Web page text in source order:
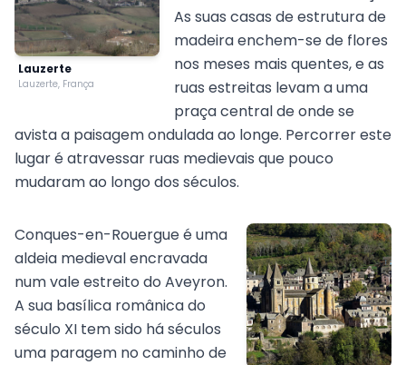
Lauzerte
Lauzerte, França
As suas casas de estrutura de
madeira enchem-se de flores
nos meses mais quentes, e as
ruas estreitas levam a uma
praça central de onde se
avista a paisagem ondulada ao longe. Percorrer este
lugar é atravessar ruas medievais que pouco
mudaram ao longo dos séculos.
Conques-en-Rouergue é uma
aldeia medieval encravada
num vale estreito do Aveyron.
A sua basílica românica do
século XI tem sido há séculos
uma paragem no caminho de